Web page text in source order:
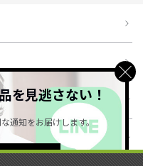
を見逃さない！
通知をお届けします。
＞